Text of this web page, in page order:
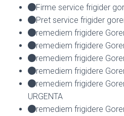
Firme service frigider
Pret service frigider
remediem frigidere
remediem frigidere
remediem frigidere
remediem frigidere
remediem frigidere
URGENTA
remediem frigidere